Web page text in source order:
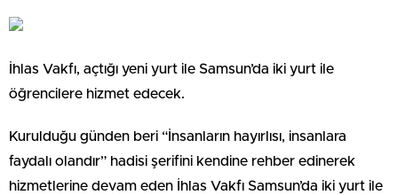
İhlas Vakfı, açtığı yeni yurt ile Samsun’da iki yurt ile
öğrencilere hizmet edecek.
Kurulduğu günden beri “İnsanların hayırlısı, insanlara
faydalı olandır” hadisi şerifini kendine rehber edinerek
hizmetlerine devam eden İhlas Vakfı Samsun’da iki yurt ile